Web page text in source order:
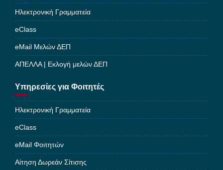
Ηλεκτρονική Γραμματεία
eClass
eMail Μελών ΔΕΠ
ΑΠΕΛΛΑ | Εκλογή μελών ΔΕΠ
Υπηρεσίες για Φοιτητές
Ηλεκτρονική Γραμματεία
eClass
eMail Φοιτητών
Αίτηση Δωρεάν Σίτισης